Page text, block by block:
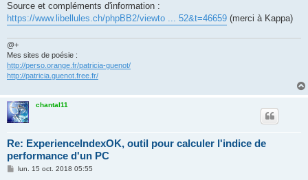
Source et compléments d'information :
https://www.libellules.ch/phpBB2/viewto ... 52&t=46659 (merci à Kappa)
@+
Mes sites de poésie :
http://perso.orange.fr/patricia-guenot/
http://patricia.guenot.free.fr/
chantal11
Re: ExperienceIndexOK, outil pour calculer l'indice de
performance d'un PC
Mlun. 15 oct. 2018 05:55